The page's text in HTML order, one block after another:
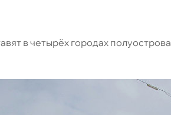
в четырёх городах полуострова